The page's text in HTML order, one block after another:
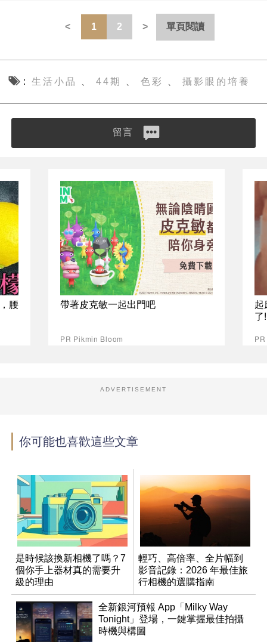
1 2 單頁閱讀
生活小品 、 44期 、 色彩 、 攝影眼的培養
留言
腰 帶著皮克敏一起出門吧
PR Pikmin Bloom
起
了
ADVERTISEMENT
你可能也喜歡這些文章
是時候該換新相機了嗎？7
個你手上器材真的需要升
級的理由
輕巧、高倍率、全片幅到
影音記錄：2026 年最佳旅
行相機的選購指南
全新銀河預報 App「Milky Way
Tonight」登場，一鍵掌握最佳拍攝
時機與構圖